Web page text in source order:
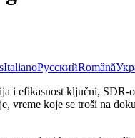
ItalianoРусскийRomână
i efikasnost ključni, SDR-
vreme koje se troši na